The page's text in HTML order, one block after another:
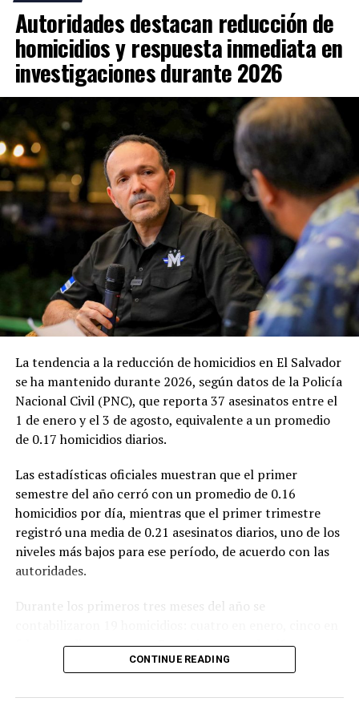
Autoridades destacan reducción de
homicidios y respuesta inmediata en
investigaciones durante 2026
La tendencia a la reducción de homicidios en El Salvador
se ha mantenido durante 2026, según datos de la Policía
Nacional Civil (PNC), que reporta 37 asesinatos entre el
1 de enero y el 3 de agosto, equivalente a un promedio
de 0.17 homicidios diarios.
Las estadísticas oficiales muestran que el primer
semestre del año cerró con un promedio de 0.16
homicidios por día, mientras que el primer trimestre
registró una media de 0.21 asesinatos diarios, uno de los
niveles más bajos para ese período, de acuerdo con las
autoridades.
Durante los primeros tres meses del año se
febrero y diez en marzo. Posteriormente, la cifra
descendió a tres casos en abril, aumentó a seis en mayo
número de homicidios registrado en lo que va del año.
CONTINUE READING